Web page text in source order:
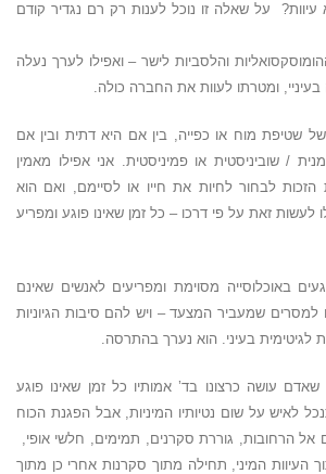
עיוות? על שאלה זו נוכל לענות רק רם נגדיר קודם
והלסביות לישר – ואפילו לערך נעלה
ומטרתו לעוות את החברה כולה.
של שטיפת מוח או כפייה, בין אם היא דתית ובין אם
/ שוביניסטית או פמיניסטית. אני אפילו מאמין
לבחור לחיות את חייו או לסיימם, ואם הוא
לעשות זאת על פי דרכו – כל זמן שאינו פוגע ומפריע
באוכלוסייה מסוימת ומפריעים לאנשים שאינם
למסרים שמעביר המצעד – ויש להם סיבות הגיוניות
לגיטימית בעיני. הוא נערך בהתרסה.
עושה כרצונו בד’ אמותיו כל זמן שאינו פוגע
לאיש על שום נטיותיו המיניות, אבל הפגנת הכוח
אל הרחובות, גוררת סקרנים, תמימים, חלשי אופי,
העיוות המיני, תחילה מתוך סקרנות אחרי כן מתוך